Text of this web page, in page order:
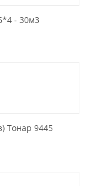
- 30м3
Тонар 9445